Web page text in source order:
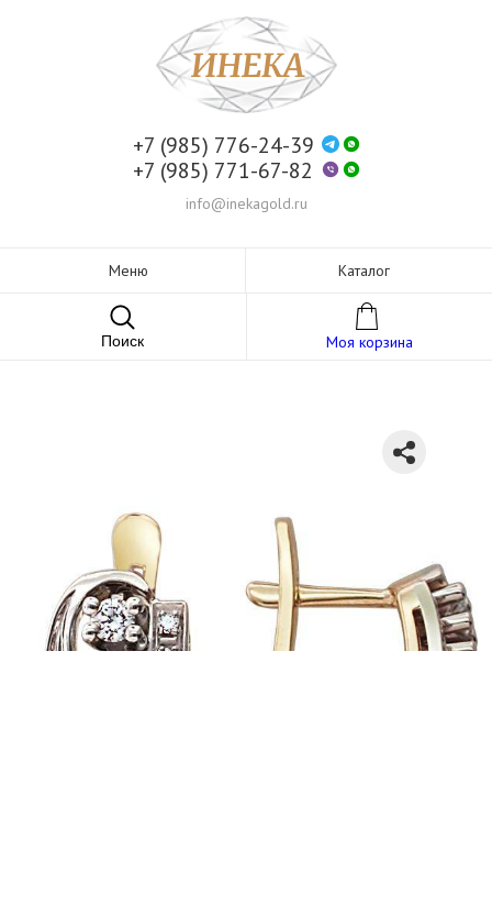
+7 (985) 776-24-39
+7 (985) 771-67-82
info@inekagold.ru
Меню Каталог
Поиск Моя корзина